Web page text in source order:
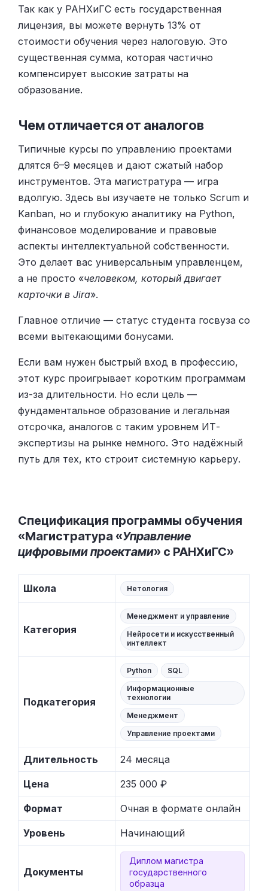
Так как у РАНХиГС есть государственная
лицензия, вы можете вернуть 13% от
стоимости обучения через налоговую. Это
существенная сумма, которая частично
компенсирует высокие затраты на
образование.
Чем отличается от аналогов
Типичные курсы по управлению проектами
длятся 6–9 месяцев и дают сжатый набор
инструментов. Эта магистратура — игра
вдолгую. Здесь вы изучаете не только Scrum и
Kanban, но и глубокую аналитику на Python,
финансовое моделирование и правовые
аспекты интеллектуальной собственности.
Это делает вас универсальным управленцем,
а не просто «человеком, который двигает
карточки в Jira».
Главное отличие — статус студента госвуза со
всеми вытекающими бонусами.
Если вам нужен быстрый вход в профессию,
этот курс проигрывает коротким программам
из-за длительности. Но если цель —
фундаментальное образование и легальная
отсрочка, аналогов с таким уровнем ИТ-
экспертизы на рынке немного. Это надёжный
путь для тех, кто строит системную карьеру.
Спецификация программы обучения
«Магистратура «Управление
цифровыми проектами» с РАНХиГС»
Школа Нетология
Категория
Менеджмент и управление
Нейросети и искусственный
интеллект
Подкатегория
Python
SQL
Информационные
технологии
Менеджмент
Управление проектами
Длительность 24 месяца
Цена 235 000 ₽
Формат Очная в формате онлайн
Уровень Начинающий
Документы
Диплом магистра
государственного
образца